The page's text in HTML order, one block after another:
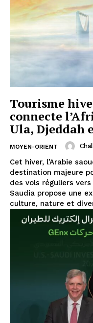
Tourisme
connecte
Ula, Djeddah
MOYEN-ORIENT
Cet hiver, l’Arabie
destination majeure
des vols réguliers
Saudia propose une
culture, nature et